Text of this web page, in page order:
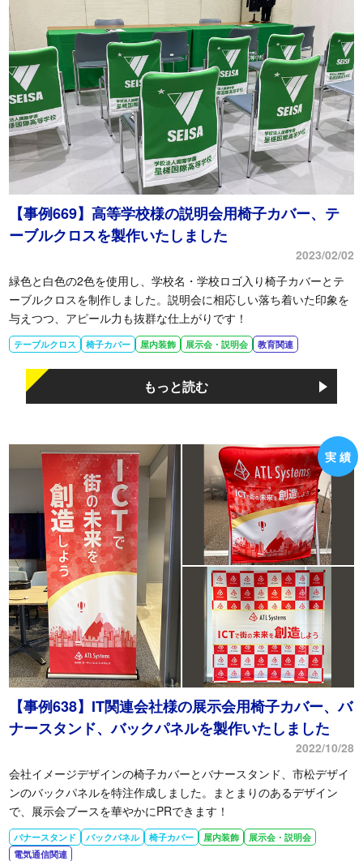
【事例669】高等学校様の説明会用椅子カバー、テ
ーブルクロスを製作いたしました
2023/02/02
緑色と白色の2色を使用し、学校名・学校ロゴ入り椅子カバーとテ
ーブルクロスを制作しました。説明会に相応しい落ち着いた印象を
与えつつ、アピール力も抜群な仕上がりです！
テーブルクロス 椅子カバー 屋内装飾 展示会・説明会 教育関連
もっと読む
【事例638】IT関連会社様の展示会用椅子カバー、バ
ナースタンド、バックパネルを製作いたしました
2022/10/28
会社イメージデザインの椅子カバーとバナースタンド、市松デザイ
ンのバックパネルを特注作成しました。まとまりのあるデザイン
で、展示会ブースを華やかにPRできます！
バナースタンド バックパネル 椅子カバー 屋内装飾
展示会・説明会
電気通信関連